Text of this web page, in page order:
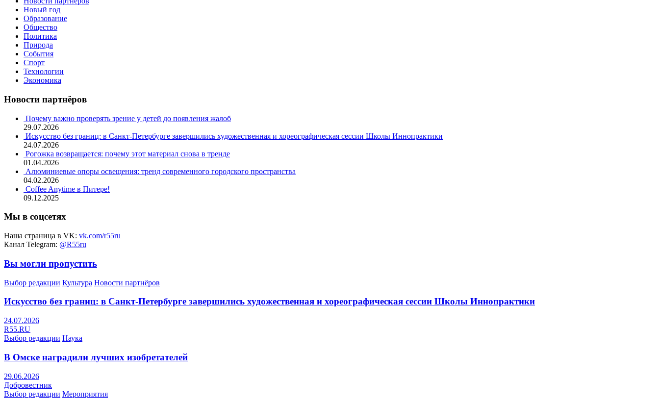
Новый год
Образование
Общество
Политика
Природа
События
Спорт
Технологии
Экономика
Новости партнёров
Почему важно проверять зрение у детей до появления жалоб
29.07.2026
Искусство без границ: в Санкт-Петербурге завершились художественная и хореографическая сессии Школы Иннопрактики
24.07.2026
Рогожка возвращается: почему этот материал снова в тренде
01.04.2026
Алюминиевые опоры освещения: тренд современного городского пространства
04.02.2026
Coffee Anytime в Питере!
09.12.2025
Мы в соцсетях
Наша страница в VK: vk.com/r55ru
Канал Telegram: @R55ru
Вы могли пропустить
Выбор редакции Культура Новости партнёров
Искусство без границ: в Санкт-Петербурге завершились художественная и хореографическая сессии Школы Иннопрактики
24.07.2026
R55.RU
Выбор редакции Наука
В Омске наградили лучших изобретателей
29.06.2026
Добровестник
Выбор редакции Мероприятия